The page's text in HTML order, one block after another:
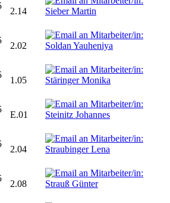
2.14
2.02
1.05
E.01
2.04
2.08